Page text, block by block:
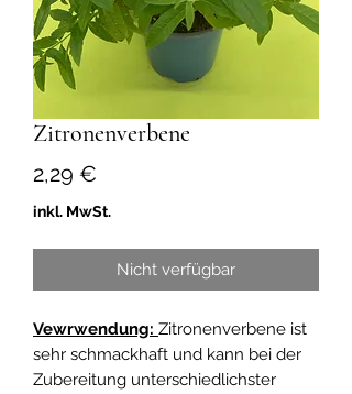
Zitronenverbene
2,29 €
inkl. MwSt.
Nicht verfügbar
Vewrwendung: Zitronenverbene ist
sehr schmackhaft und kann bei der
Zubereitung unterschiedlichster